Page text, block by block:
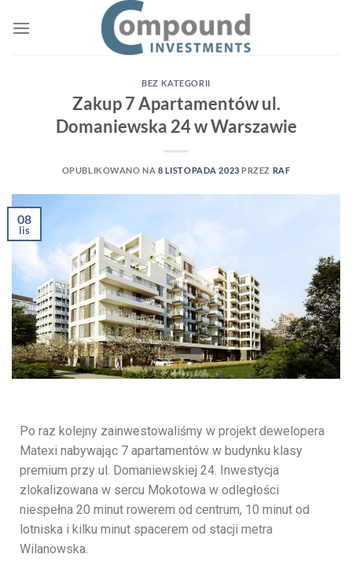
BEZ KATEGORII
Zakup 7 Apartamentów ul.
Domaniewska 24 w Warszawie
OPUBLIKOWANO NA 8 LISTOPADA 2023 PRZEZ RAF
08
lis
Po raz kolejny zainwestowaliśmy w projekt dewelopera
Matexi nabywając 7 apartamentów w budynku klasy
premium przy ul. Domaniewskiej 24. Inwestycja
zlokalizowana w sercu Mokotowa w odległości
niespełna 20 minut rowerem od centrum, 10 minut od
lotniska i kilku minut spacerem od stacji metra
Wilanowska.